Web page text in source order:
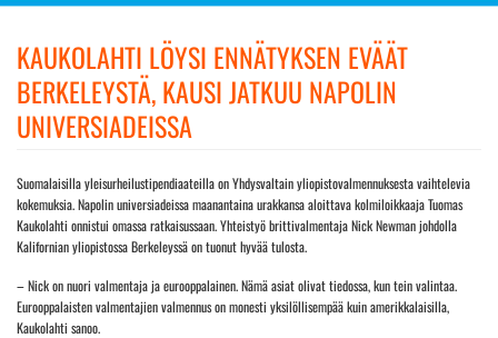
KAUKOLAHTI LÖYSI ENNÄTYKSEN EVÄÄT
BERKELEYSTÄ, KAUSI JATKUU NAPOLIN
UNIVERSIADEISSA
Suomalaisilla yleisurheilustipendiaateilla on Yhdysvaltain yliopistovalmennuksesta vaihtelevia
kokemuksia. Napolin universiadeissa maanantaina urakkansa aloittava kolmiloikkaaja Tuomas
Kaukolahti onnistui omassa ratkaisussaan. Yhteistyö brittivalmentaja Nick Newman johdolla
Kalifornian yliopistossa Berkeleyssä on tuonut hyvää tulosta.
– Nick on nuori valmentaja ja eurooppalainen. Nämä asiat olivat tiedossa, kun tein valintaa.
Eurooppalaisten valmentajien valmennus on monesti yksilöllisempää kuin amerikkalaisilla,
Kaukolahti sanoo.